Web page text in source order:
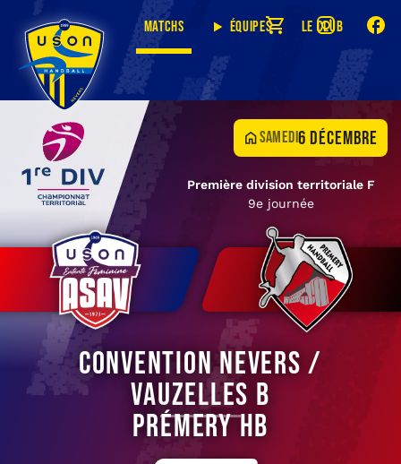
Matchs Équipes Le club
samedi6 décembre
Première division territoriale F
9e journée
Convention Nevers /
Vauzelles B
Prémery HB